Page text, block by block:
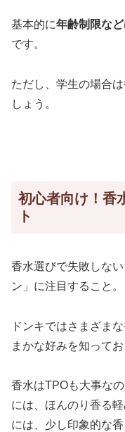
基本的に年齢制限な
です。
ただし、学生の場合
しょう。
初心者向け！香
ト
香水選びで失敗しな
ン」に注目すること。
ドンキではさまざま
まかな好みを知って
香水はTPOも大事な
には、ほんのり香る
には、少し印象的な